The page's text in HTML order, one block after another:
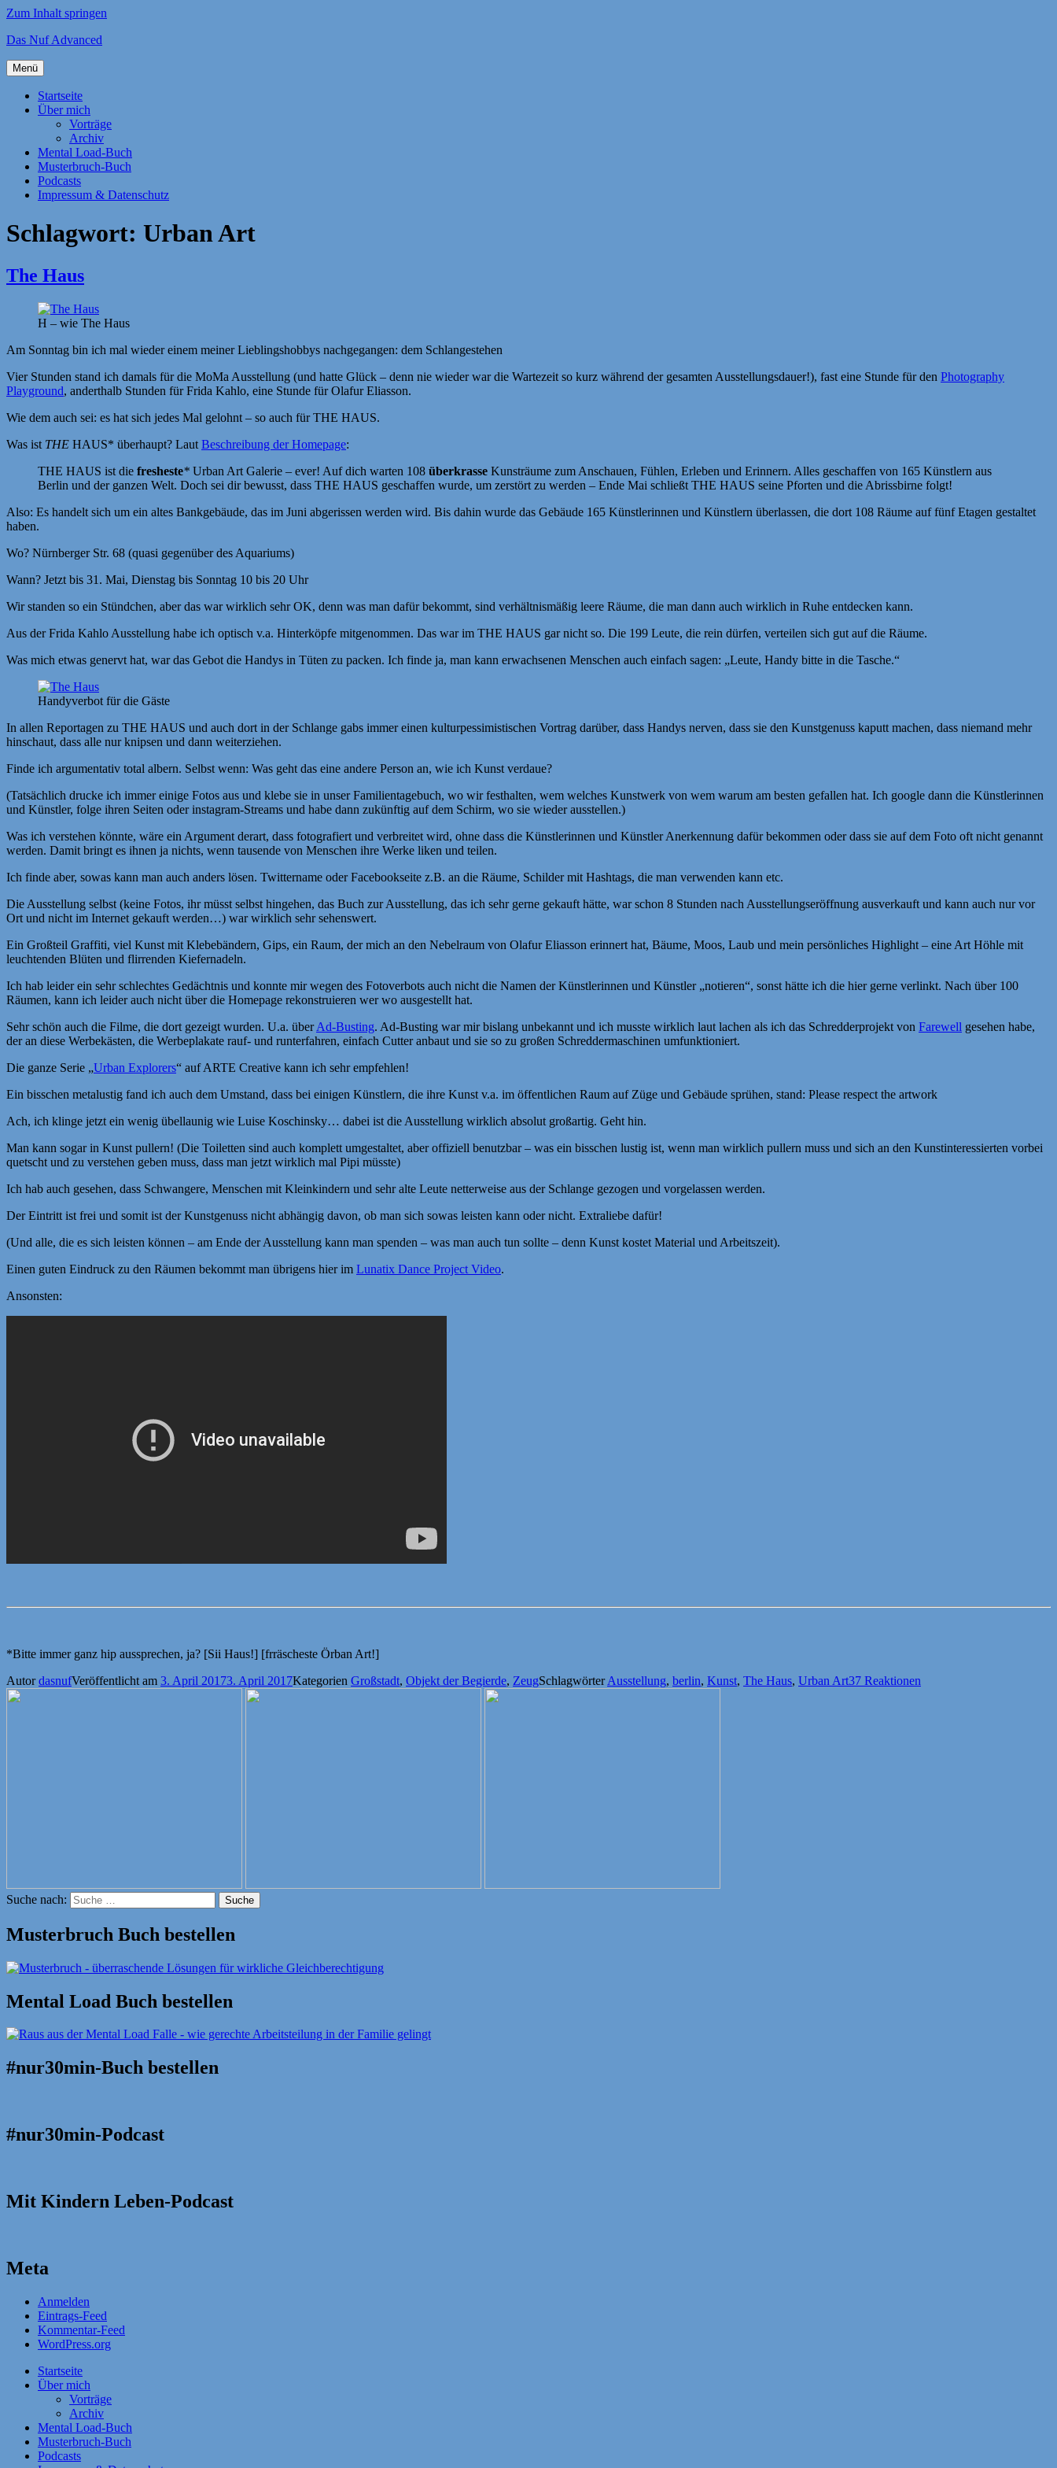
Zum Inhalt springen
Das Nuf Advanced
Menü
Startseite
Über mich
Vorträge
Archiv
Mental Load-Buch
Musterbruch-Buch
Podcasts
Impressum & Datenschutz
Schlagwort: Urban Art
The Haus
H – wie The Haus
Am Sonntag bin ich mal wieder einem meiner Lieblingshobbys nachgegangen: dem Schlangestehen
Vier Stunden stand ich damals für die MoMa Ausstellung (und hatte Glück – denn nie wieder war die Wartezeit so kurz während der gesamten Ausstellungsdauer!), fast eine Stunde für den Photography
Playground, anderthalb Stunden für Frida Kahlo, eine Stunde für Olafur Eliasson.
Wie dem auch sei: es hat sich jedes Mal gelohnt – so auch für THE HAUS.
Was ist THE HAUS* überhaupt? Laut Beschreibung der Homepage:
THE HAUS ist die fresheste* Urban Art Galerie – ever! Auf dich warten 108 überkrasse Kunsträume zum Anschauen, Fühlen, Erleben und Erinnern. Alles geschaffen von 165 Künstlern aus
Berlin und der ganzen Welt. Doch sei dir bewusst, dass THE HAUS geschaffen wurde, um zerstört zu werden – Ende Mai schließt THE HAUS seine Pforten und die Abrissbirne folgt!
Also: Es handelt sich um ein altes Bankgebäude, das im Juni abgerissen werden wird. Bis dahin wurde das Gebäude 165 Künstlerinnen und Künstlern überlassen, die dort 108 Räume auf fünf Etagen gestaltet
haben.
Wo? Nürnberger Str. 68 (quasi gegenüber des Aquariums)
Wann? Jetzt bis 31. Mai, Dienstag bis Sonntag 10 bis 20 Uhr
Wir standen so ein Stündchen, aber das war wirklich sehr OK, denn was man dafür bekommt, sind verhältnismäßig leere Räume, die man dann auch wirklich in Ruhe entdecken kann.
Aus der Frida Kahlo Ausstellung habe ich optisch v.a. Hinterköpfe mitgenommen. Das war im THE HAUS gar nicht so. Die 199 Leute, die rein dürfen, verteilen sich gut auf die Räume.
Was mich etwas genervt hat, war das Gebot die Handys in Tüten zu packen. Ich finde ja, man kann erwachsenen Menschen auch einfach sagen: „Leute, Handy bitte in die Tasche.“
Handyverbot für die Gäste
In allen Reportagen zu THE HAUS und auch dort in der Schlange gabs immer einen kulturpessimistischen Vortrag darüber, dass Handys nerven, dass sie den Kunstgenuss kaputt machen, dass niemand mehr
hinschaut, dass alle nur knipsen und dann weiterziehen.
Finde ich argumentativ total albern. Selbst wenn: Was geht das eine andere Person an, wie ich Kunst verdaue?
(Tatsächlich drucke ich immer einige Fotos aus und klebe sie in unser Familientagebuch, wo wir festhalten, wem welches Kunstwerk von wem warum am besten gefallen hat. Ich google dann die Künstlerinnen
und Künstler, folge ihren Seiten oder instagram-Streams und habe dann zukünftig auf dem Schirm, wo sie wieder ausstellen.)
Was ich verstehen könnte, wäre ein Argument derart, dass fotografiert und verbreitet wird, ohne dass die Künstlerinnen und Künstler Anerkennung dafür bekommen oder dass sie auf dem Foto oft nicht genannt
werden. Damit bringt es ihnen ja nichts, wenn tausende von Menschen ihre Werke liken und teilen.
Ich finde aber, sowas kann man auch anders lösen. Twittername oder Facebookseite z.B. an die Räume, Schilder mit Hashtags, die man verwenden kann etc.
Die Ausstellung selbst (keine Fotos, ihr müsst selbst hingehen, das Buch zur Ausstellung, das ich sehr gerne gekauft hätte, war schon 8 Stunden nach Ausstellungseröffnung ausverkauft und kann auch nur vor
Ort und nicht im Internet gekauft werden…) war wirklich sehr sehenswert.
Ein Großteil Graffiti, viel Kunst mit Klebebändern, Gips, ein Raum, der mich an den Nebelraum von Olafur Eliasson erinnert hat, Bäume, Moos, Laub und mein persönliches Highlight – eine Art Höhle mit
leuchtenden Blüten und flirrenden Kiefernadeln.
Ich hab leider ein sehr schlechtes Gedächtnis und konnte mir wegen des Fotoverbots auch nicht die Namen der Künstlerinnen und Künstler „notieren“, sonst hätte ich die hier gerne verlinkt. Nach über 100
Räumen, kann ich leider auch nicht über die Homepage rekonstruieren wer wo ausgestellt hat.
Sehr schön auch die Filme, die dort gezeigt wurden. U.a. überAd-Busting. Ad-Busting war mir bislang unbekannt und ich musste wirklich laut lachen als ich das Schredderprojekt von Farewell gesehen habe,
der an diese Werbekästen, die Werbeplakate rauf- und runterfahren, einfach Cutter anbaut und sie so zu großen Schreddermaschinen umfunktioniert.
Die ganze Serie „Urban Explorers“ auf ARTE Creative kann ich sehr empfehlen!
Ein bisschen metalustig fand ich auch dem Umstand, dass bei einigen Künstlern, die ihre Kunst v.a. im öffentlichen Raum auf Züge und Gebäude sprühen, stand: Please respect the artwork
Ach, ich klinge jetzt ein wenig übellaunig wie Luise Koschinsky… dabei ist die Ausstellung wirklich absolut großartig. Geht hin.
Man kann sogar in Kunst pullern! (Die Toiletten sind auch komplett umgestaltet, aber offiziell benutzbar – was ein bisschen lustig ist, wenn man wirklich pullern muss und sich an den Kunstinteressierten vorbei
quetscht und zu verstehen geben muss, dass man jetzt wirklich mal Pipi müsste)
Ich hab auch gesehen, dass Schwangere, Menschen mit Kleinkindern und sehr alte Leute netterweise aus der Schlange gezogen und vorgelassen werden.
Der Eintritt ist frei und somit ist der Kunstgenuss nicht abhängig davon, ob man sich sowas leisten kann oder nicht. Extraliebe dafür!
(Und alle, die es sich leisten können – am Ende der Ausstellung kann man spenden – was man auch tun sollte – denn Kunst kostet Material und Arbeitszeit).
Einen guten Eindruck zu den Räumen bekommt man übrigens hier im Lunatix Dance Project Video.
Ansonsten:
*Bitte immer ganz hip aussprechen, ja? [Sii Haus!] [frräscheste Örban Art!]
AutordasnufVeröffentlicht am 3. April 20173. April 2017Kategorien Großstadt, Objekt der Begierde, ZeugSchlagwörterAusstellung, berlin, Kunst, The Haus, Urban Art37 Reaktionen
Suche nach: Suche
Musterbruch Buch bestellen
Mental Load Buch bestellen
#nur30min-Buch bestellen
#nur30min-Podcast
Mit Kindern Leben-Podcast
Meta
Anmelden
Eintrags-Feed
Kommentar-Feed
WordPress.org
Startseite
Über mich
Vorträge
Archiv
Mental Load-Buch
Musterbruch-Buch
Podcasts